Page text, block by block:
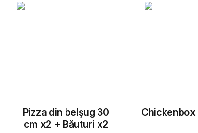
Pizza din belșug 30
cm x2 + Băuturi x2
Chickenbox